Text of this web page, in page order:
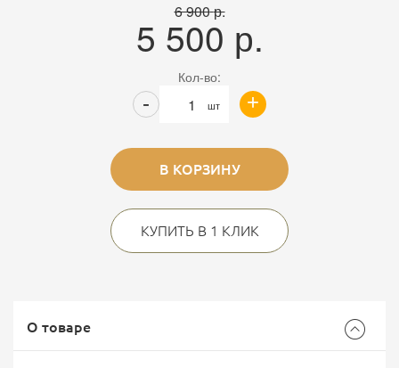
6 900р.
5 500 р.
Кол-во:
шт +
-
В КОРЗИНУ
КУПИТЬ В 1 КЛИК
О товаре